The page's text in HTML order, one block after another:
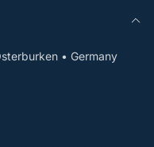
• Germany